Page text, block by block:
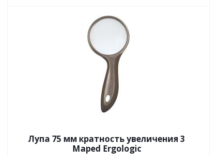
Лупа 75 мм кратность увеличения 3
Maped Ergologic